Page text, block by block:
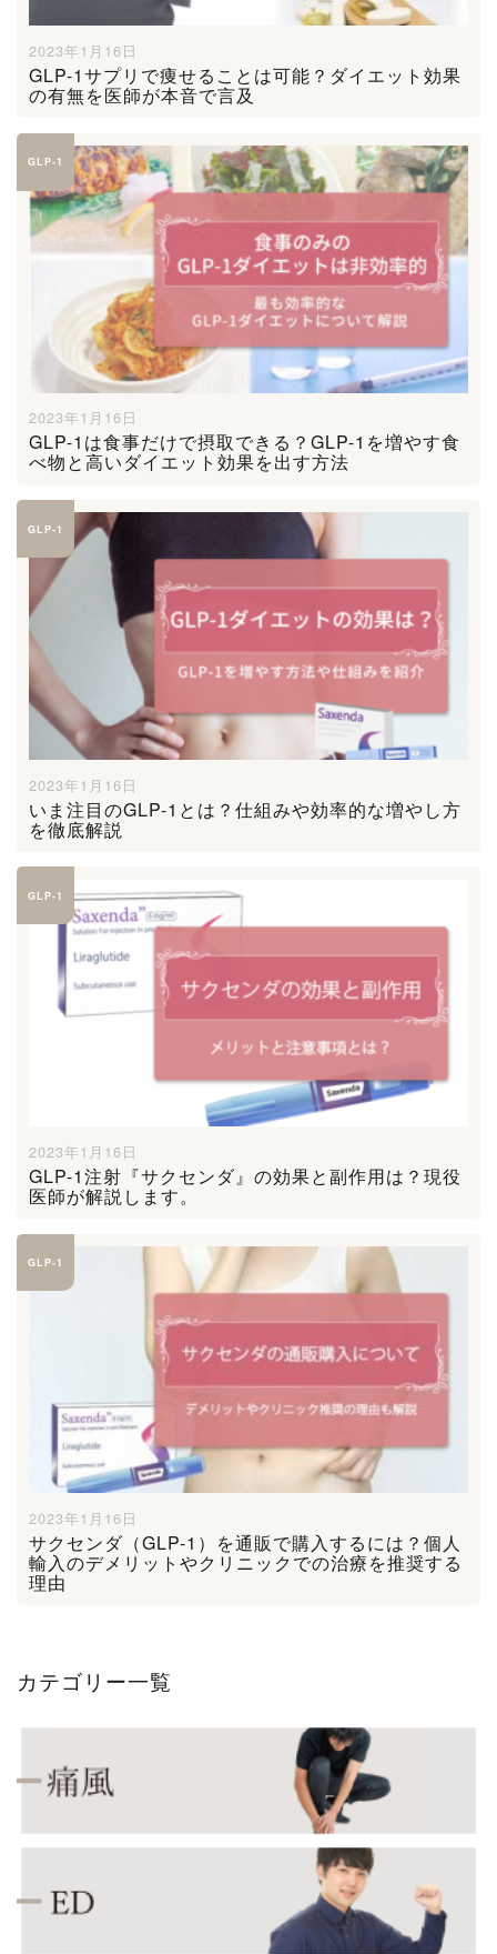
2023年1月16日
GLP-1サプリで痩せることは可能？ダイエット効果
の有無を医師が本音で言及
2023年1月16日
GLP-1は食事だけで摂取できる？GLP-1を増やす食
べ物と高いダイエット効果を出す方法
GLP-1
2023年1月16日
いま注目のGLP-1とは？仕組みや効率的な増やし方
を徹底解説
GLP-1
2023年1月16日
GLP-1注射『サクセンダ』の効果と副作用は？現役
医師が解説します。
GLP-1
2023年1月16日
サクセンダ（GLP-1）を通販で購入するには？個人
輸入のデメリットやクリニックでの治療を推奨する
理由
GLP-1
カテゴリー一覧